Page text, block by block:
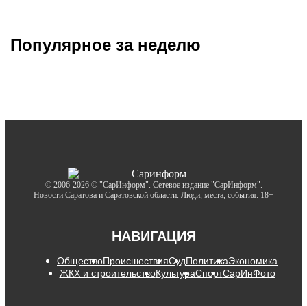
Популярное за неделю
© 2006-2026 © "СарИнформ". Сетевое издание "СарИнформ".
Новости Саратова и Саратовской области. Люди, места, события. 18+
НАВИГАЦИЯ
ОбществоПроисшествияСудПолитикаЭкономика
ЖКХ и строительствоКультураСпортСарИнФото